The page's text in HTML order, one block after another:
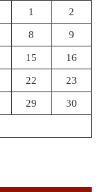
1 2
8 9
15 16
22 23
29 30